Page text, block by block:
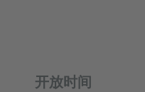
开放时间